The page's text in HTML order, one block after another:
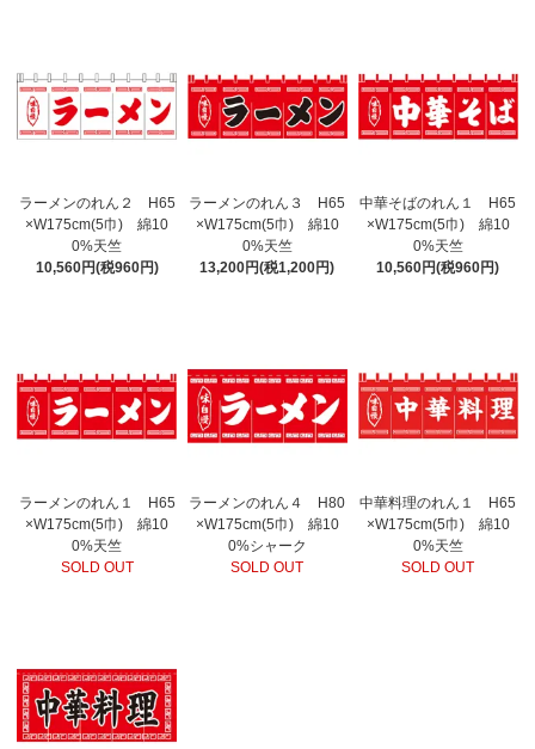
ラーメンのれん２ H65
×W175cm(5巾) 綿10
0%天竺
10,560円(税960円)
ラーメンのれん３ H65
×W175cm(5巾) 綿10
0%天竺
13,200円(税1,200円)
中華そばのれん１ H65
×W175cm(5巾) 綿10
0%天竺
10,560円(税960円)
ラーメンのれん１ H65
×W175cm(5巾) 綿10
0%天竺
SOLD OUT
ラーメンのれん４ H80
×W175cm(5巾) 綿10
0%シャーク
SOLD OUT
中華料理のれん１ H65
×W175cm(5巾) 綿10
0%天竺
SOLD OUT